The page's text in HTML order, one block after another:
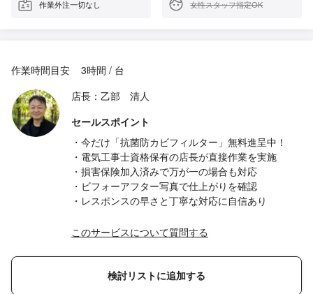
作業外注一切なし 女性スタッフ指定OK
作業時間目安
3時間 / 台
店長：乙部 清人
セールスポイント
・今だけ「抗菌防カビフィルター」無料進呈中！
・電気工事士資格保有の店長が直接作業を実施
・損害保険加入済みで万が一の場合も対応
・ビフォーアフター写真で仕上がりを確認
・レスポンスの早さと丁寧な対応に自信あり
このサービスについて質問する
検討リストに追加する